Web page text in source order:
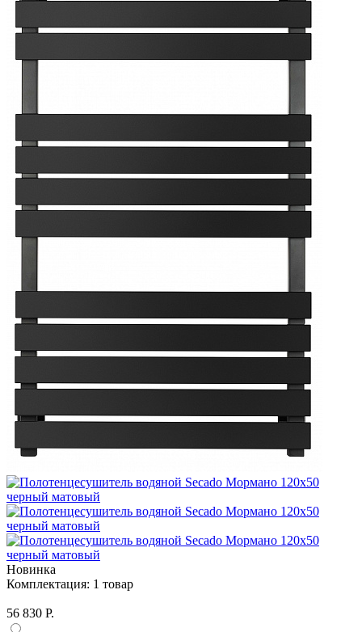
Новинка
Комплектация: 1 товар
56 830 Р.